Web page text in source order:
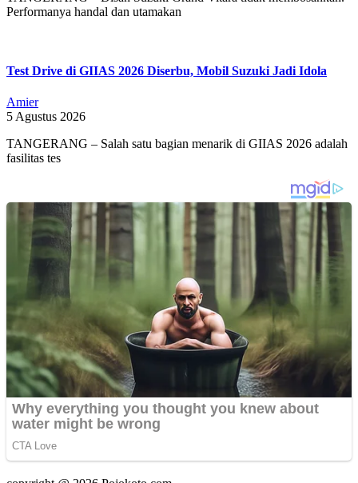
Performanya handal dan utamakan
Test Drive di GIIAS 2026 Diserbu, Mobil Suzuki Jadi Idola
Amier
5 Agustus 2026
TANGERANG – Salah satu bagian menarik di GIIAS 2026 adalah
fasilitas tes